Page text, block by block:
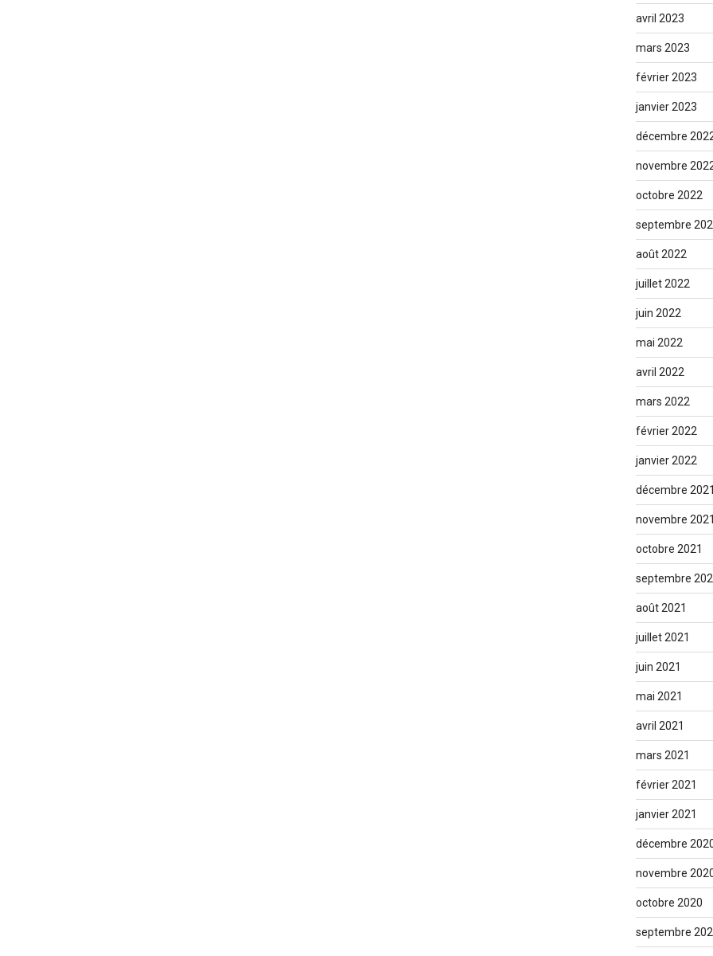
avril 2023
mars 2023
février 2023
janvier 2023
décembre
novembre
octobre 2022
septembre
août 2022
juillet 2022
juin 2022
mai 2022
avril 2022
mars 2022
février 2022
janvier 2022
décembre
novembre
octobre 2021
septembre
août 2021
juillet 2021
juin 2021
mai 2021
avril 2021
mars 2021
février 2021
janvier 2021
décembre
novembre
octobre 2020
septembre